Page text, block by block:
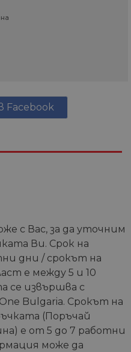
Facebook
с Вас, за да уточним
Ви. Срок на
дни / срокът на
е между 5 и 10
се извършва с
Bulgaria. Срокът на
(Поръчай
е от 5 до 7 работни
може да